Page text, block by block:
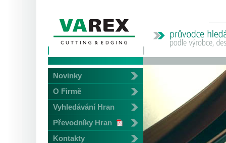
Novinky
O Firmě
Vyhledávání Hran
Převodníky Hran
Kontakty